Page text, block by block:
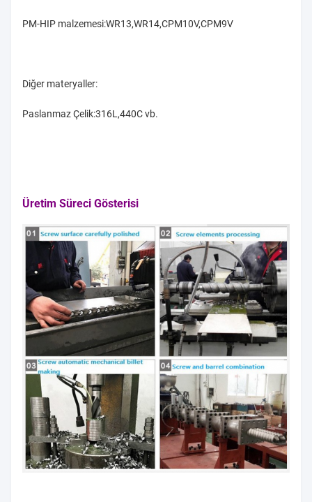
PM-HIP malzemesi:WR13,WR14,CPM10V,CPM9V
Diğer materyaller:
Paslanmaz Çelik:316L,440C vb.
Üretim Süreci Gösterisi